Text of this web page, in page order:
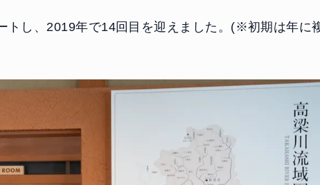
トし、2019年で14回目を迎えました。(※初期は年に